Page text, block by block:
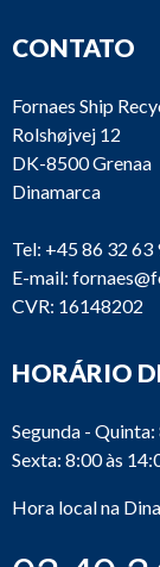
CONTATO
Fornaes Ship
Rolshøjvej 12
DK-8500 Grenaa
Dinamarca
Tel: +45 86 32 63
E-mail:
CVR: 16148202
HORÁRIO
Segunda -
Sexta: 8:00 às
Hora local na